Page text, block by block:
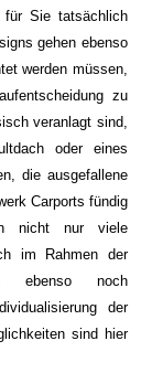
für Sie tatsächlich
gehen ebenso
werden müssen,
zu
veranlagt sind,
oder eines
die ausgefallene
Carports fündig
nicht nur viele
im Rahmen der
ebenso noch
der
sind hier